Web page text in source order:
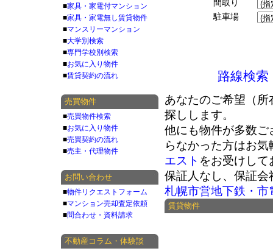
間取り
駐車場
路線検索
あなたのご希望（
探しします。
他にも物件が多数
らなかった方はお
エスト をお受けして
保証人なし、保証
札幌市営地下鉄・市
賃貸物件
■家具・家電付マンション
■家具・家電無し賃貸物件
■マンスリーマンション
■大学別検索
■専門学校別検索
■お気に入り物件
■賃貸契約の流れ
売買物件
■売買物件検索
■お気に入り物件
■売買契約の流れ
■売主・代理物件
お問い合わせ
■物件リクエストフォーム
■マンション売却査定依頼
■問合わせ・資料請求
不動産コラム・体験談